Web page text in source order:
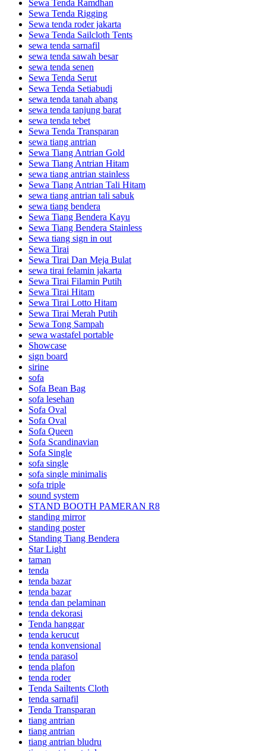
Sewa Tenda Ramdhan
Sewa Tenda Rigging
Sewa tenda roder jakarta
Sewa Tenda Sailcloth Tents
sewa tenda sarnafil
sewa tenda sawah besar
sewa tenda senen
Sewa Tenda Serut
Sewa Tenda Setiabudi
sewa tenda tanah abang
sewa tenda tanjung barat
sewa tenda tebet
Sewa Tenda Transparan
sewa tiang antrian
Sewa Tiang Antrian Gold
Sewa Tiang Antrian Hitam
sewa tiang antrian stainless
Sewa Tiang Antrian Tali Hitam
sewa tiang antrian tali sabuk
sewa tiang bendera
Sewa Tiang Bendera Kayu
Sewa Tiang Bendera Stainless
Sewa tiang sign in out
Sewa Tirai
Sewa Tirai Dan Meja Bulat
sewa tirai felamin jakarta
Sewa Tirai Filamin Putih
Sewa Tirai Hitam
Sewa Tirai Lotto Hitam
Sewa Tirai Merah Putih
Sewa Tong Sampah
sewa wastafel portable
Showcase
sign board
sirine
sofa
Sofa Bean Bag
sofa lesehan
Sofa Oval
Sofa Oval
Sofa Queen
Sofa Scandinavian
Sofa Single
sofa single
sofa single minimalis
sofa triple
sound system
STAND BOOTH PAMERAN R8
standing mirror
standing poster
Standing Tiang Bendera
Star Light
taman
tenda
tenda bazar
tenda bazar
tenda dan pelaminan
tenda dekorasi
Tenda hanggar
tenda kerucut
tenda konvensional
tenda parasol
tenda plafon
tenda roder
Tenda Sailtents Cloth
tenda sarnafil
Tenda Transparan
tiang antrian
tiang antrian
tiang antrian bludru